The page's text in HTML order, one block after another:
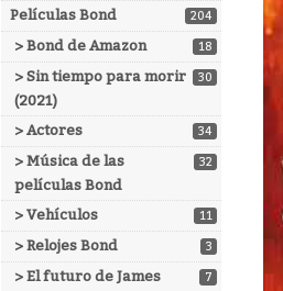
204
Películas Bond
18
> Bond de Amazon
30
> Sin tiempo para morir
(2021)
34
> Actores
32
> Música de las
películas Bond
11
> Vehículos
3
> Relojes Bond
7
> El futuro de James